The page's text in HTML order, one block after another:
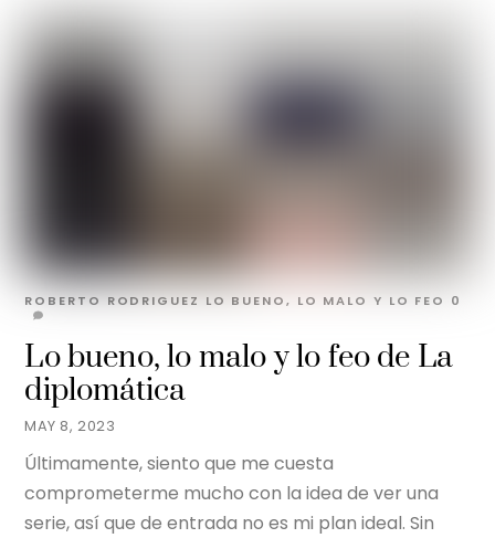
MAY 8, 2023
Lo bueno, lo malo y lo feo de La
diplomática
ROBERTO RODRIGUEZ LO BUENO, LO MALO Y LO FEO 0
Últimamente, siento que me cuesta
comprometerme mucho con la idea de ver una
serie, así que de entrada no es mi plan ideal. Sin